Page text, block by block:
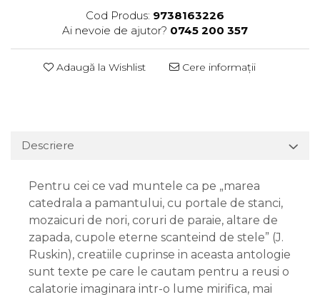
Cod Produs: 9738163226
Ai nevoie de ajutor? 0745 200 357
Adaugă la Wishlist Cere informații
Descriere
Pentru cei ce vad muntele ca pe „marea
catedrala a pamantului, cu portale de stanci,
mozaicuri de nori, coruri de paraie, altare de
zapada, cupole eterne scanteind de stele” (J.
Ruskin), creatiile cuprinse in aceasta antologie
sunt texte pe care le cautam pentru a reusi o
calatorie imaginara intr-o lume mirifica, mai